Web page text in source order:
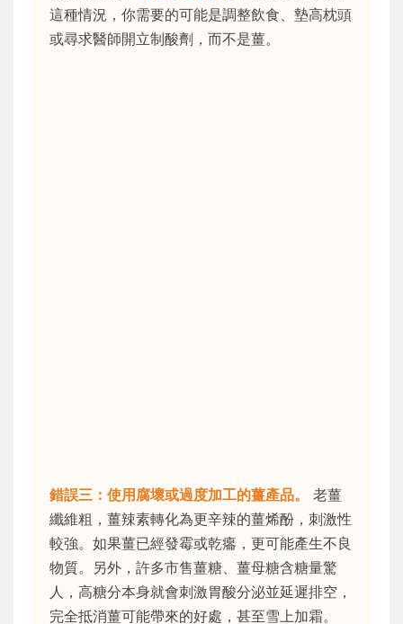
這種情況，你需要的可能是調整飲食、墊高枕頭
或尋求醫師開立制酸劑，而不是薑。
錯誤三：使用腐壞或過度加工的薑產品。
老薑
纖維粗，薑辣素轉化為更辛辣的薑烯酚，刺激性
較強。如果薑已經發霉或乾癟，更可能產生不良
物質。另外，許多市售薑糖、薑母糖含糖量驚
人，高糖分本身就會刺激胃酸分泌並延遲排空，
完全抵消薑可能帶來的好處，甚至雪上加霜。